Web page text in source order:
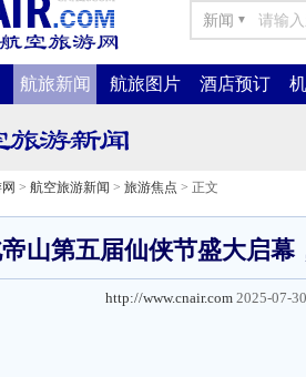
新闻 ▼
航旅新闻 航旅图片 酒店预订
> 航空旅游新闻 > 旅游焦点 > 正文
山第五届仙侠节盛大启
http://www.cnair.com 2025-07-